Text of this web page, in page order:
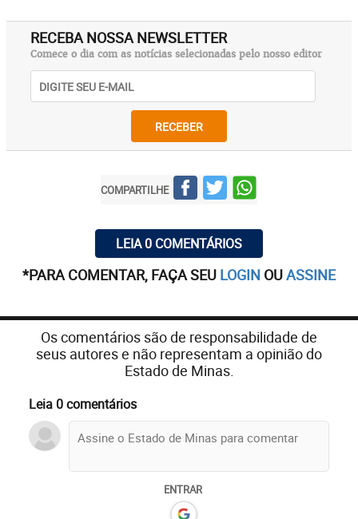
RECEBA NOSSA NEWSLETTER
Comece o dia com as notícias selecionadas pelo nosso editor
RECEBER
COMPARTILHE
LEIA 0 COMENTÁRIOS
*PARA COMENTAR, FAÇA SEU LOGIN OUASSINE
Os comentários são de responsabilidade de
seus autores e não representam a opinião do
Estado de Minas.
Leia 0 comentários
ENTRAR